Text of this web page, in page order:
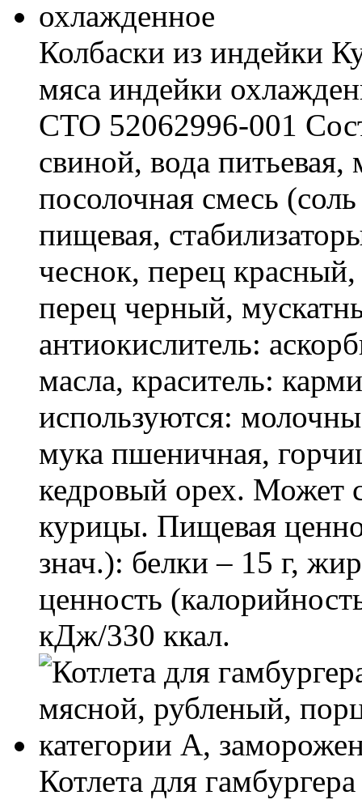
Колбаски из индейки
мяса индейки
СТО 52062996-001
свиной, вода
посолочная смесь
пищевая,
чеснок, перец
перец черный,
антиокислитель:
масла, краситель:
используются:
мука пшеничная,
кедровый орех.
курицы. Пищевая
знач.): белки – 15 г,
ценность
кДж/330 ккал.
Котлета для